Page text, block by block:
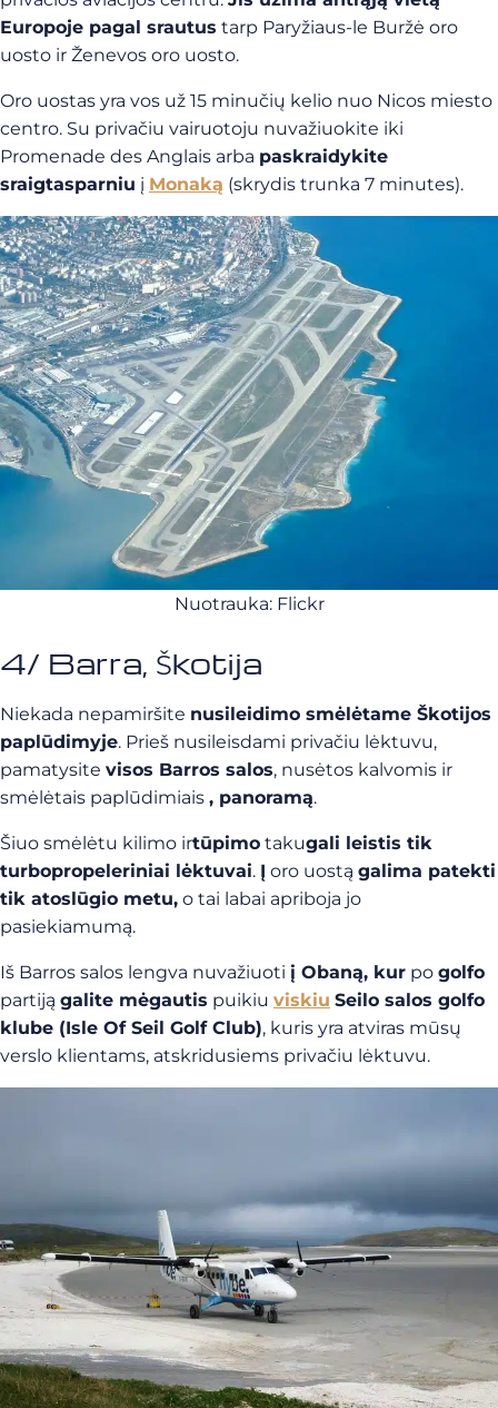
Europoje pagal srautus tarp Paryžiaus-le Buržė oro
uosto ir Ženevos oro uosto.
Oro uostas yra vos už 15 minučių kelio nuo Nicos miesto
centro. Su privačiu vairuotoju nuvažiuokite iki
Promenade des Anglais arba paskraidykite
sraigtasparniu į Monaką (skrydis trunka 7 minutes).
Nuotrauka: Flickr
4/ Barra, Škotija
Niekada nepamiršite nusileidimo smėlėtame Škotijos
paplūdimyje. Prieš nusileisdami privačiu lėktuvu,
pamatysite visos Barros salos, nusėtos kalvomis ir
smėlėtais paplūdimiais , panoramą.
Šiuo smėlėtu kilimo irtūpimo takugali leistis tik
turbopropeleriniai lėktuvai. Į oro uostą galima patekti
tik atoslūgio metu, o tai labai apriboja jo
pasiekiamumą.
Iš Barros salos lengva nuvažiuoti į Obaną, kur po golfo
partiją galite mėgautis puikiu viskiu Seilo salos golfo
klube (Isle Of Seil Golf Club), kuris yra atviras mūsų
verslo klientams, atskridusiems privačiu lėktuvu.